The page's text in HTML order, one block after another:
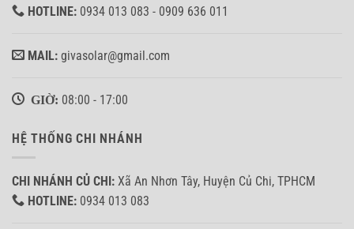
HOTLINE: 0934 013 083 - 0909 636 011
MAIL: givasolar@gmail.com
GIỜ: 08:00 - 17:00
HỆ THỐNG CHI NHÁNH
CHI NHÁNH CỦ CHI: Xã An Nhơn Tây, Huyện Củ Chi, TPHCM
HOTLINE: 0934 013 083